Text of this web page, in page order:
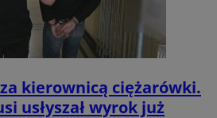
kierownicą ciężarówki.
usłyszał wyrok już